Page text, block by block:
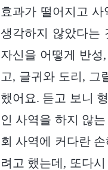
효과가 떨어지고
생각하지 않았다는
자신을 어떻게 반성
고, 글귀와 도리, 그
했어요. 듣고 보니
인 사역을 하지 않
회 사역에 커다란
려고 했는데, 또다